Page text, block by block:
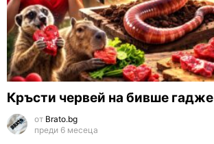
Кръсти червей на бивше гадже
от Brato.bg
преди 6 месеца